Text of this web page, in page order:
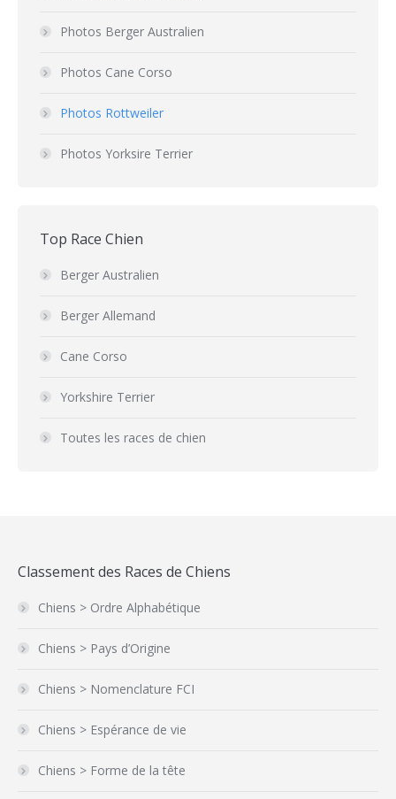
Photos Berger Australien
Photos Cane Corso
Photos Rottweiler
Photos Yorksire Terrier
Top Race Chien
Berger Australien
Berger Allemand
Cane Corso
Yorkshire Terrier
Toutes les races de chien
Classement des Races de Chiens
Chiens > Ordre Alphabétique
Chiens > Pays d’Origine
Chiens > Nomenclature FCI
Chiens > Espérance de vie
Chiens > Forme de la tête